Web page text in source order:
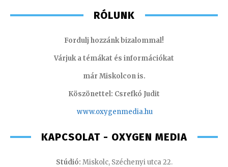
RÓLUNK
Fordulj hozzánk bizalommal!
Várjuk a témákat és információkat
már Miskolcon is.
Köszönettel: Csrefkó Judit
www.oxygenmedia.hu
KAPCSOLAT - OXYGEN MEDIA
Stúdió: Miskolc, Széchenyi utca 22.